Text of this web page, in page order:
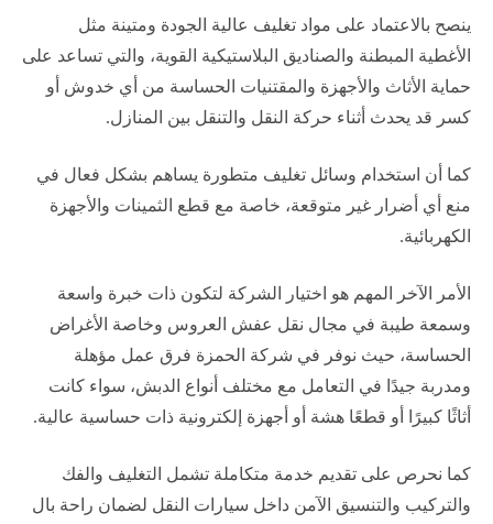
ينصح بالاعتماد على مواد تغليف عالية الجودة ومتينة مثل
الأغطية المبطنة والصناديق البلاستيكية القوية، والتي تساعد على
حماية الأثاث والأجهزة والمقتنيات الحساسة من أي خدوش أو
كسر قد يحدث أثناء حركة النقل والتنقل بين المنازل.
كما أن استخدام وسائل تغليف متطورة يساهم بشكل فعال في
منع أي أضرار غير متوقعة، خاصة مع قطع الثمينات والأجهزة
الكهربائية.
الأمر الآخر المهم هو اختيار الشركة لتكون ذات خبرة واسعة
وسمعة طيبة في مجال نقل عفش العروس وخاصة الأغراض
الحساسة، حيث نوفر في شركة الحمزة فرق عمل مؤهلة
ومدربة جيدًا في التعامل مع مختلف أنواع الدبش، سواء كانت
أثاثًا كبيرًا أو قطعًا هشة أو أجهزة إلكترونية ذات حساسية عالية.
كما نحرص على تقديم خدمة متكاملة تشمل التغليف والفك
والتركيب والتنسيق الآمن داخل سيارات النقل لضمان راحة بال